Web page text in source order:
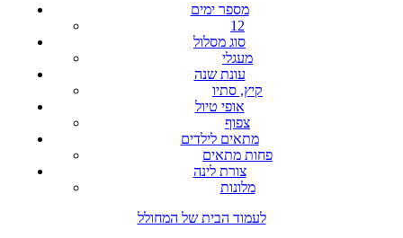
מספר ימים
12
סוג מסלול
מעגלי
עונת שנה
קיץ, סתיו
אופי טיול
צפוף
מתאים לילדים
פחות מתאים
צורת לינה
מלונות
לעמוד הבית של המחולל